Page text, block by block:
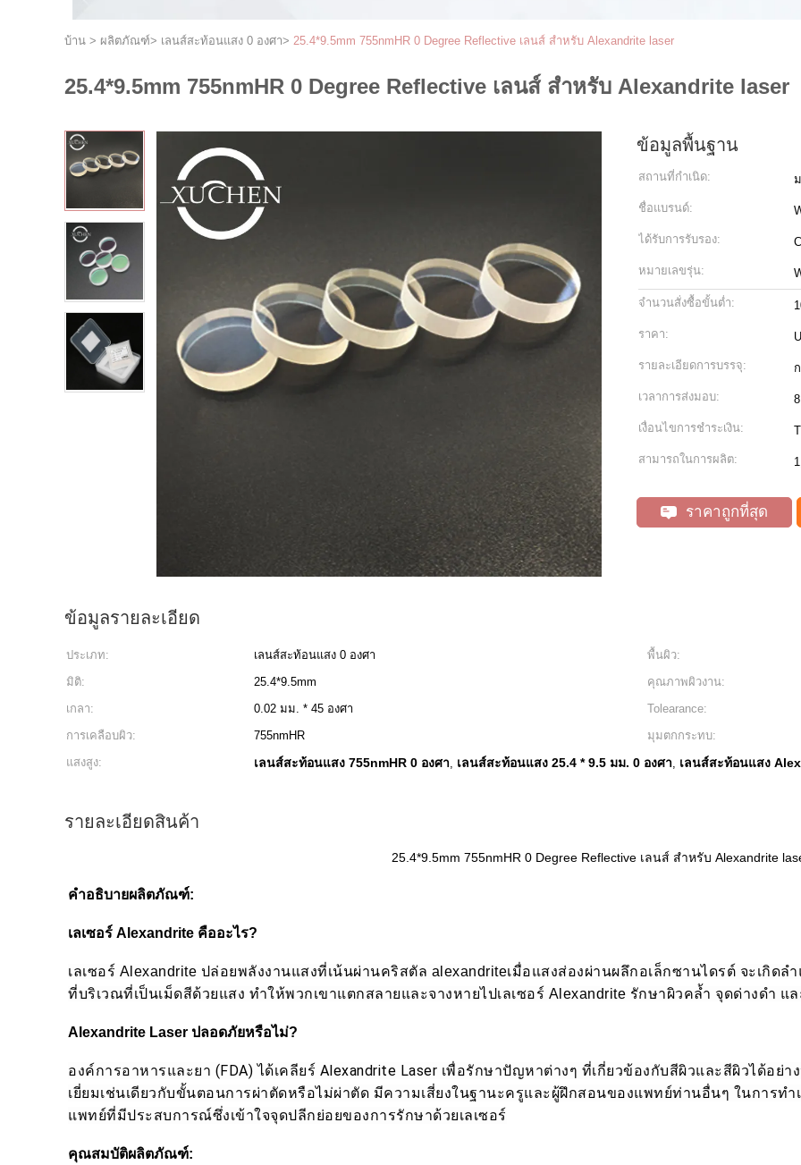
บ้าน > ผลิตภัณฑ์> เลนส์สะท้อนแสง 0 องศา> 25.4*9.5mm 755nmHR 0 Degree Reflective เลนส์ สำหรับ Alexandrite laser
25.4*9.5mm 755nmHR 0 Degree Reflective เลนส์ สำหรับ Alexandrite laser
ข้อมูลพื้นฐาน
สถานที่กำเนิด:
ชื่อแบรนด์:
ได้รับการรับรอง:
หมายเลขรุ่น:
จำนวนสั่งซื้อขั้นต่ำ:
ราคา:
รายละเอียดการบรรจุ:
เวลาการส่งมอบ:
เงื่อนไขการชำระเงิน:
สามารถในการผลิต:
ราคาถูกที่สุด
ข้อมูลรายละเอียด
ประเภท: เลนส์สะท้อนแสง 0 องศา พื้นผิว:
มิติ:
25.4*9.5mm คุณภาพผิวงาน:
เกลา:
0.02 มม. * 45 องศา Tolearance:
การเคลือบผิว:
755nmHR มุมตกกระทบ:
แสงสูง:
เลนส์สะท้อนแสง 755nmHR 0 องศา, เลนส์สะท้อนแสง 25.4 * 9.5 มม. 0 องศา, เลนส์สะท้อนแสง
รายละเอียดสินค้า
25.4*9.5mm 755nmHR 0 Degree Reflective เลนส์ สำหรับ Alexandrite
คำอธิบายผลิตภัณฑ์:
เลเซอร์ Alexandrite คืออะไร?
เลเซอร์ Alexandrite ปล่อยพลังงานแสงที่เน้นผ่านคริสตัล alexandriteเมื่อแสงส่องผ่านผลึกอเล็กซานไดรต์ จะเกิดล
ที่บริเวณที่เป็นเม็ดสีด้วยแสง ทำให้พวกเขาแตกสลายและจางหายไปเลเซอร์ Alexandrite รักษาผิวคล้ำ จุดด่างดำ
Alexandrite Laser ปลอดภัยหรือไม่?
องค์การอาหารและยา (FDA) ได้เคลียร์ Alexandrite Laser เพื่อรักษาปัญหาต่างๆ ที่เกี่ยวข้องกับสีผิวและสีผิวได้อย่
เยี่ยมเช่นเดียวกับขั้นตอนการผ่าตัดหรือไม่ผ่าตัด มีความเสี่ยงในฐานะครูและผู้ฝึกสอนของแพทย์ท่านอื่นๆ ในการท
แพทย์ที่มีประสบการณ์ซึ่งเข้าใจจุดปลีกย่อยของการรักษาด้วยเลเซอร์
คุณสมบัติผลิตภัณฑ์: